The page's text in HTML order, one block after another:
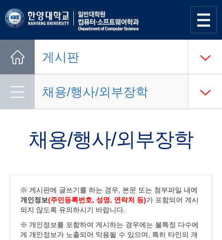
사이트
게시판
채용/행사/외부장학
채용/행사/외부장학
※ 게시판에 글쓰기를 하는 경우, 본문 또는 첨부파일 내에
개인정보(주민등록번호, 성명, 연락처 등)가 포함되어 게시
되지 않도록 유의하시기 바랍니다.
※ 개인정보를 포함하여 게시하는 경우에는 불특정 다수에
게 개인정보가 노출되어 악용될 수 있으며, 특히 타인의 개